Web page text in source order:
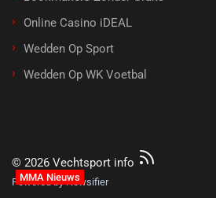
MMA Nieuws
Online Casino iDEAL
Wedden Op Sport
Wedden Op WK Voetbal
© 2026 Vechtsport info
Powered by Newsifier